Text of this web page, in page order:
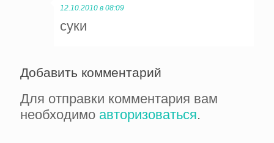
12.10.2010 в 08:09
суки
Добавить комментарий
Для отправки комментария вам
необходимо авторизоваться.